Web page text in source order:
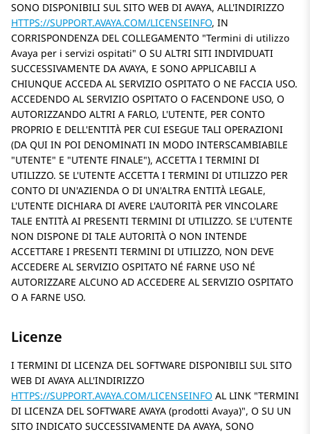
SONO DISPONIBILI SUL SITO WEB DI AVAYA, ALL'INDIRIZZO
HTTPS://SUPPORT.AVAYA.COM/LICENSEINFO, IN
CORRISPONDENZA DEL COLLEGAMENTO Termini di utilizzo
Avaya per i servizi ospitati O SU ALTRI SITI INDIVIDUATI
SUCCESSIVAMENTE DA AVAYA, E SONO APPLICABILI A
CHIUNQUE ACCEDA AL SERVIZIO OSPITATO O NE FACCIA USO.
ACCEDENDO AL SERVIZIO OSPITATO O FACENDONE USO, O
AUTORIZZANDO ALTRI A FARLO, L'UTENTE, PER CONTO
PROPRIO E DELL'ENTITÀ PER CUI ESEGUE TALI OPERAZIONI
(DA QUI IN POI DENOMINATI IN MODO INTERSCAMBIABILE
UTENTE
E UTENTE FINALE ), ACCETTA I TERMINI DI
UTILIZZO. SE L'UTENTE ACCETTA I TERMINI DI UTILIZZO PER
CONTO DI UN'AZIENDA O DI UN'ALTRA ENTITÀ LEGALE,
L'UTENTE DICHIARA DI AVERE L'AUTORITÀ PER VINCOLARE
TALE ENTITÀ AI PRESENTI TERMINI DI UTILIZZO. SE L'UTENTE
NON DISPONE DI TALE AUTORITÀ O NON INTENDE
ACCETTARE I PRESENTI TERMINI DI UTILIZZO, NON DEVE
ACCEDERE AL SERVIZIO OSPITATO NÉ FARNE USO NÉ
AUTORIZZARE ALCUNO AD ACCEDERE AL SERVIZIO OSPITATO
O A FARNE USO.
Licenze
I TERMINI DI LICENZA DEL SOFTWARE DISPONIBILI SUL SITO
WEB DI AVAYA ALL'INDIRIZZO
HTTPS://SUPPORT.AVAYA.COM/LICENSEINFO AL LINK TERMINI
DI LICENZA DEL SOFTWARE AVAYA (prodotti Avaya) , O SU UN
SITO INDICATO SUCCESSIVAMENTE DA AVAYA, SONO